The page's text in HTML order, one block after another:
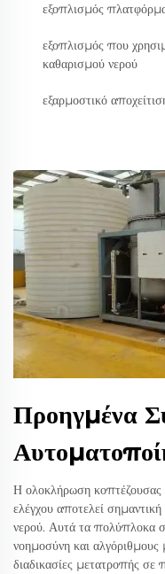
εξοπλισμός
εξοπλισμός που
καθαρισμού νερού
εξαρμοστικό
Προηγμένα
Η ολοκλήρωση
ελέγχου αποτελεί
νερού. Αυτά τα πολύπλοκα
νοημοσύνη και αλγόριθμους
διαδικασίες μετατροπής